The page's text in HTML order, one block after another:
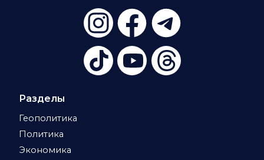
Разделы
Геополитика
Политика
Экономика